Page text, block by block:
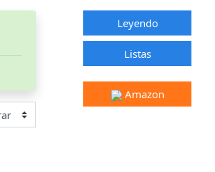
Leyendo
Listas
Amazon